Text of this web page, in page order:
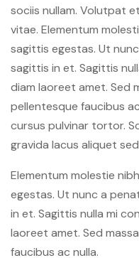
sociis nullam. Volutpat
vitae. Elementum
sagittis egestas. Ut
sagittis in et. Sagittis
diam laoreet amet. Sed
pellentesque faucibus
cursus pulvinar tortor.
gravida lacus aliquet
Elementum molestie
egestas. Ut nunc a
in et. Sagittis nulla mi
laoreet amet. Sed
faucibus ac nulla.